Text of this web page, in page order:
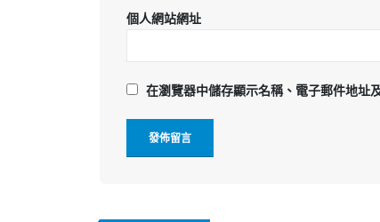
個人網站網址
在瀏覽器中儲存顯示名稱、電子郵件地址